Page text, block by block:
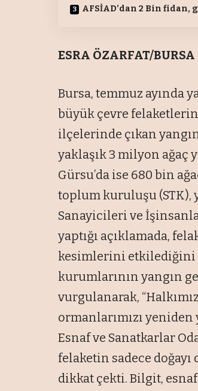
AFSİAD’dan 2 Bin fidan,
ESRA ÖZARFAT/BURSA
Bursa, temmuz ayında
büyük çevre
ilçelerinde çıkan
yaklaşık 3 milyon ağaç
Gürsu’da ise 680 bin
toplum kuruluşu (STK),
Sanayicileri ve
yaptığı açıklamada,
kesimlerini etkilediğini
kurumlarının yangın
vurgulanarak,
ormanlarımızı yeniden
Esnaf ve Sanatkarlar
felaketin sadece
dikkat çekti. Bilgit,